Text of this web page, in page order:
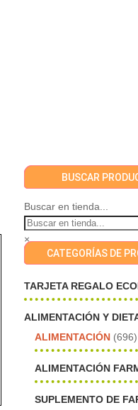
BUSCAR
Buscar en tienda...
×
CATEGORÍAS DE
TARJETA REGALO
ALIMENTACIÓN Y
ALIMENTACIÓN (696)
ALIMENTACIÓN
SUPLEMENTO DE